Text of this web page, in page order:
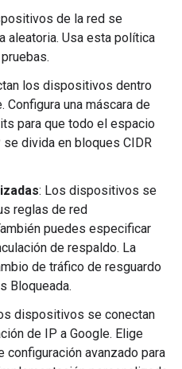
de la red se
aleatoria. Usa esta política
los dispositivos dentro
Configura una máscara de
para que todo el espacio
divida en bloques CIDR
: Los dispositivos se
reglas de red
puedes especificar
de respaldo. La
de tráfico de resguardo
Bloqueada.
dispositivos se conectan
de IP a Google. Elige
configuración avanzado para